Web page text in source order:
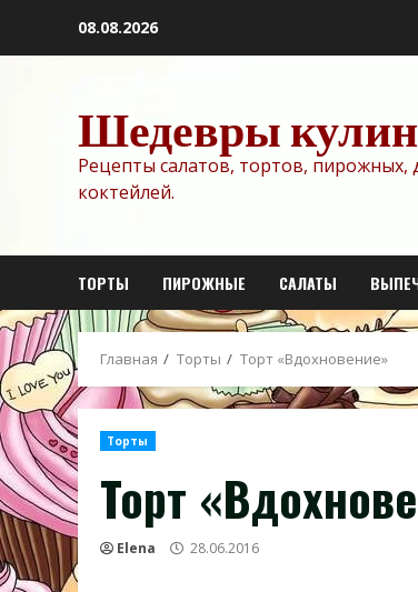
08.08.2026
Шедевры
Рецепты салатов, тортов, пирожных,
коктейлей.
ТОРТЫ ПИРОЖНЫЕ САЛАТЫ
Главная Торты Торт «Вдохновение»
Торты
Торт
Elena 28.06.2016